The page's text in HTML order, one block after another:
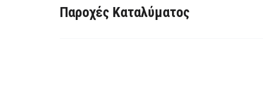
Παροχές Καταλύματος